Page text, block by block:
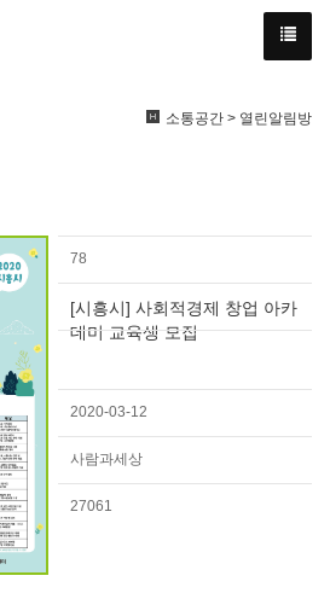
소통공간 > 열린알림방
78
[시흥시] 사회적경제 창업 아카
데미 교육생 모집
2020-03-12
사람과세상
27061